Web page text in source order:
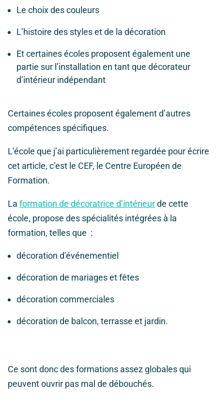
Le choix des couleurs
L’histoire des styles et de la décoration
Et certaines écoles proposent également une
partie sur l’installation en tant que décorateur
d’intérieur indépendant
Certaines écoles proposent également d’autres
compétences spécifiques.
L’école que j’ai particulièrement regardée pour écrire
cet article, c’est le CEF, le Centre Européen de
Formation.
La formation de décoratrice d’intérieurde cette
école, propose des spécialités intégrées à la
formation, telles que :
décoration d’événementiel
décoration de mariages et fêtes
décoration commerciales
décoration de balcon, terrasse et jardin.
Ce sont donc des formations assez globales qui
peuvent ouvrir pas mal de débouchés.